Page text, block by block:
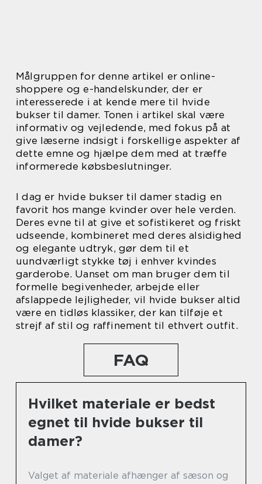
Målgruppen for denne artikel er online-
shoppere og e-handelskunder, der er
interesserede i at kende mere til hvide
bukser til damer. Tonen i artikel skal være
informativ og vejledende, med fokus på at
give læserne indsigt i forskellige aspekter af
dette emne og hjælpe dem med at træffe
informerede købsbeslutninger.
I dag er hvide bukser til damer stadig en
favorit hos mange kvinder over hele verden.
Deres evne til at give et sofistikeret og friskt
udseende, kombineret med deres alsidighed
og elegante udtryk, gør dem til et
uundværligt stykke tøj i enhver kvindes
garderobe. Uanset om man bruger dem til
formelle begivenheder, arbejde eller
afslappede lejligheder, vil hvide bukser altid
være en tidløs klassiker, der kan tilføje et
strejf af stil og raffinement til ethvert outfit.
FAQ
Hvilket materiale er bedst
egnet til hvide bukser til
damer?
Valget af materiale afhænger af sæson og